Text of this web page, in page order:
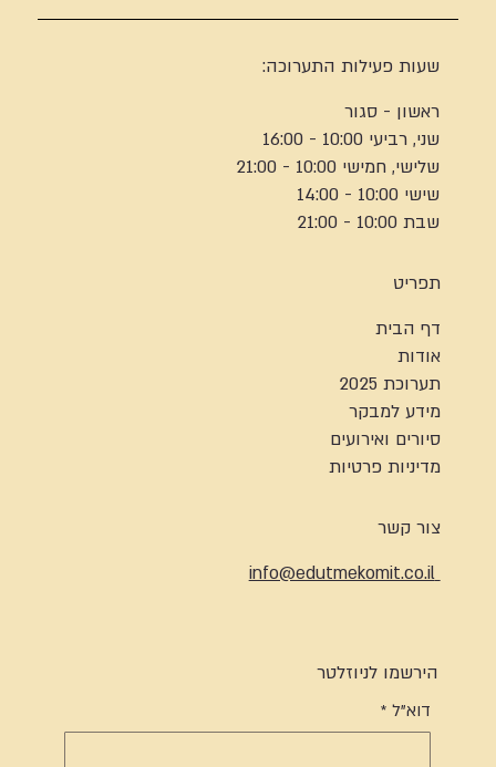
שעות פעילות התערוכה:
ראשון - סגור
שני, רביעי 10:00 - 16:00
שלישי, חמישי 10:00 - 21:00
שישי 10:00 - 14:00
שבת 10:00 - 21:00
תפריט
דף הבית
אודות
תערוכת 2025
מידע למבקר
סיורים ואירועים
מדיניות פרטיות
צור קשר
info@edutmekomit.co.il
הירשמו לניוזלטר
דוא"ל *